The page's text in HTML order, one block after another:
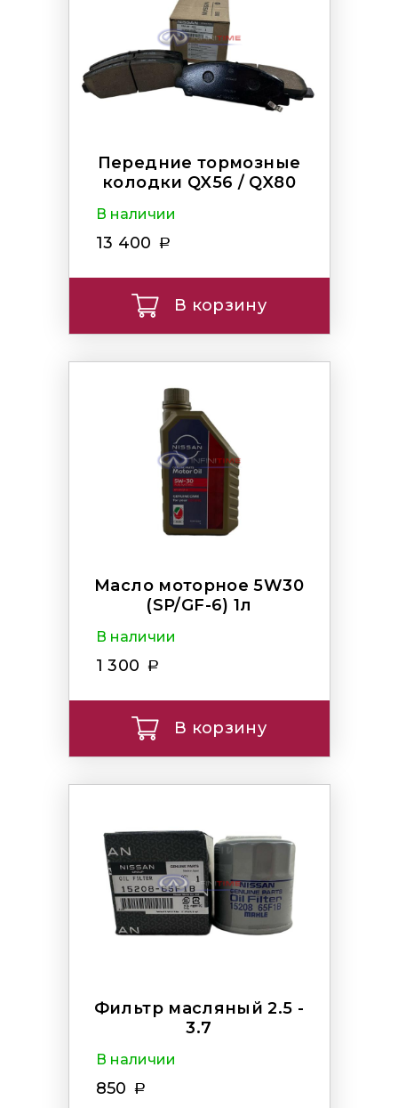
Передние тормозные
колодки QX56 / QX80
В наличии
13 400
В корзину
Масло моторное 5W30
(SP/GF-6) 1л
В наличии
1 300
В корзину
Фильтр масляный 2.5 -
3.7
В наличии
850